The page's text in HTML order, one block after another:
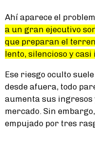
Ahí aparece el
a un gran ejecutivo
que preparan el
lento, silencioso y casi
Ese riesgo oculto
desde afuera, todo
aumenta sus
mercado. Sin
empujado por tres